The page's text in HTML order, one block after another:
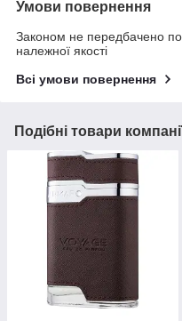
Умови повернення
Законом не передбачено
належної якості
Всі умови повернення
Подібні товари